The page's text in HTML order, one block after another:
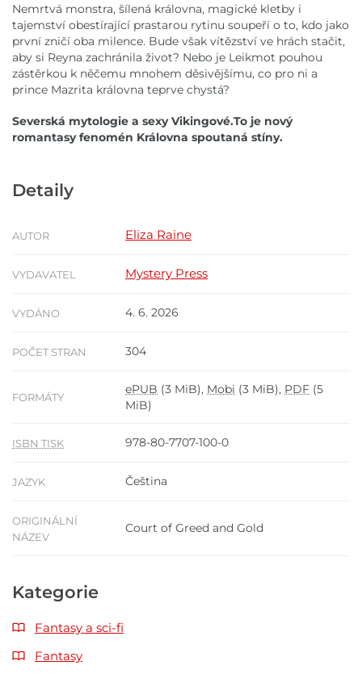
Nemrtvá monstra, šílená královna, magické kletby i
tajemství obestírající prastarou rytinu soupeří o to, kdo jako
první zničí oba milence. Bude však vítězství ve hrách stačit,
aby si Reyna zachránila život? Nebo je Leikmot pouhou
zástěrkou k něčemu mnohem děsivějšímu, co pro ni a
prince Mazrita královna teprve chystá?
Severská mytologie a sexy Vikingové.To je nový
romantasy fenomén Královna spoutaná stíny.
Detaily
AUTOR Eliza Raine
VYDAVATEL Mystery Press
VYDÁNO 4. 6. 2026
POČET STRAN 304
FORMÁTY
ePUB (3 MiB), Mobi (3 MiB), PDF (5
MiB)
ISBN TISK 978-80-7707-100-0
JAZYK Čeština
ORIGINÁLNÍ
NÁZEV
Court of Greed and Gold
Kategorie
Fantasy a sci-fi
Fantasy